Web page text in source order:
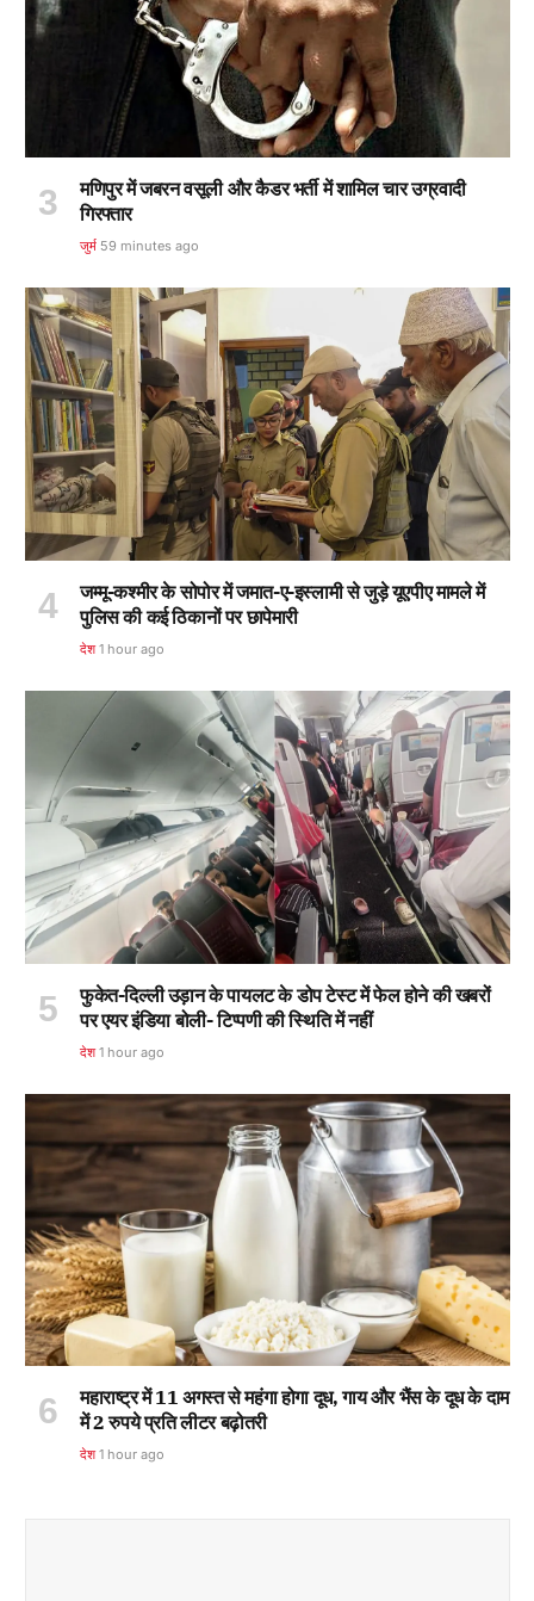
मणिपुर में जबरन वसूली और कैडर भर्ती में शामिल चार उग्रवादी
गिरफ्तार
जुर्म 59 minutes ago
जम्मू-कश्मीर के सोपोर में जमात-ए-इस्लामी से जुड़े यूएपीए मामले में
पुलिस की कई ठिकानों पर छापेमारी
देश 1 hour ago
फुकेत-दिल्ली उड़ान के पायलट के डोप टेस्ट में फेल होने की खबरों
पर एयर इंडिया बोली- टिप्पणी की स्थिति में नहीं
देश 1 hour ago
महाराष्ट्र में 11 अगस्त से महंगा होगा दूध, गाय और भैंस के दूध के दाम
में 2 रुपये प्रति लीटर बढ़ोतरी
देश 1 hour ago